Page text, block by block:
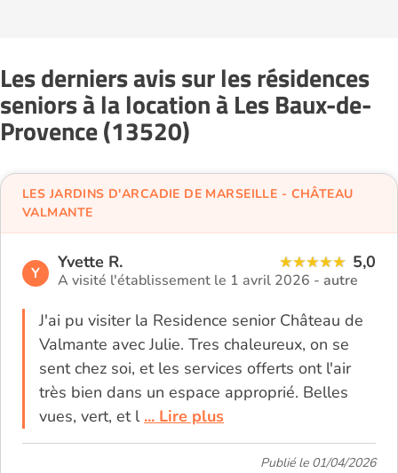
Les derniers avis sur les résidences
seniors à la location à Les Baux-de-
Provence (13520)
Y
Yvette R. 5,0
A visité l'établissement le 1 avril 2026 - autre
J'ai pu visiter la Residence senior Château de
Valmante avec Julie. Tres chaleureux, on se
sent chez soi, et les services offerts ont l'air
très bien dans un espace approprié. Belles
vues, vert, et l ... Lire plus
LES JARDINS D'ARCADIE DE MARSEILLE - CHÂTEAU
VALMANTE
Publié le 01/04/2026